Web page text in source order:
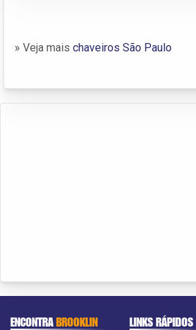
» Veja mais chaveiros São Paulo
ENCONTRABROOKLIN LINKS RÁPIDOS